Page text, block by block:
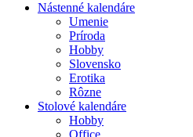
Nástenné kalendáre
Umenie
Príroda
Hobby
Slovensko
Erotika
Rôzne
Stolové kalendáre
Hobby
Office